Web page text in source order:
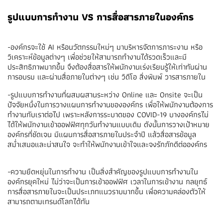
รูปแบบการทำงาน VS การสื่อสารภายในองค์กร
-องค์กรจะใช้ AI หรือนวัตกรรมใหม่ๆ มาบริหารจัดการภาระงาน หรือ
วิเคราะห์ข้อมูลต่างๆ เพื่อช่วยให้สามารถทำงานได้รวดเร็วและมี
ประสิทธิภาพมากขึ้น จึงต้องสื่อสารให้พนักงานเร่งเรียนรู้ให้เท่าทันผ่าน
การอบรม และผ่านสื่อภายในต่างๆ เช่น วิดีโอ สิ่งพิมพ์ วารสารภายใน
-รูปแบบการทำงานที่ผสมผสานระหว่าง Online และ Onsite จะเป็น
ปัจจัยหนึ่งในการวางแผนการทำงานขององค์กร เพื่อให้พนักงานต้องการ
ทำงานกับเราต่อไป เพราะหลังการระบาดของ COVID-19 บางองค์กรไม่
ได้ให้พนักงานเข้าออฟฟิศทุกวันทำงานแบบเดิม ดังนั้นการวางเป้าหมาย
องค์กรที่ชัดเจน มีแผนการสื่อสารภายในประจำปี แล้วสื่อสารข้อมูล
สม่ำเสมอและน่าสนใจ จะทำให้พนักงานเข้าใจและจงรักภักดีต่อองค์กร
-ความยืดหยุ่นในการทำงาน เป็นสิ่งสำคัญของรูปแบบการทำงานใน
องค์กรยุคใหม่ ไม่ว่าจะเป็นการเข้าออฟฟิศ เวลาในการเข้างาน กลยุทธ์
การสื่อสารภายในจะเป็นประเภทแนวราบมากขึ้น เพื่อความคล่องตัวให้
สามารถตามเทรนด์โลกได้ทัน